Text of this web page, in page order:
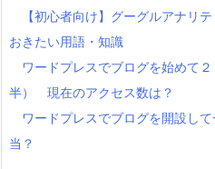
【初心者向け】グーグルアナリ
おきたい用語・知識
ワードプレスでブログを始めて
半） 現在のアクセス数は？
ワードプレスでブログを開設し
当？